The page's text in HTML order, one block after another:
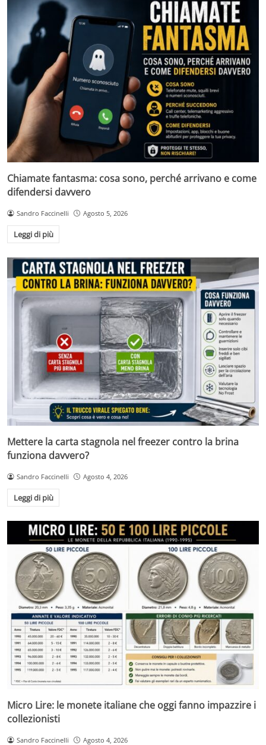
Chiamate fantasma: cosa sono, perché arrivano e come
difendersi davvero
Sandro Faccinelli Agosto 5, 2026
Leggi di più
Mettere la carta stagnola nel freezer contro la brina
funziona davvero?
Sandro Faccinelli Agosto 4, 2026
Leggi di più
Micro Lire: le monete italiane che oggi fanno impazzire i
collezionisti
Sandro Faccinelli Agosto 4, 2026